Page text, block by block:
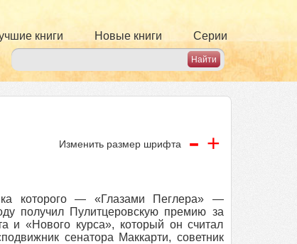
книги Новые книги Серии
Изменить размер шрифта - +
которого — «Глазами Пеглера» —
получил Пулитцеровскую премию за
и «Нового курса», который он считал
сенатора Маккарти, советник